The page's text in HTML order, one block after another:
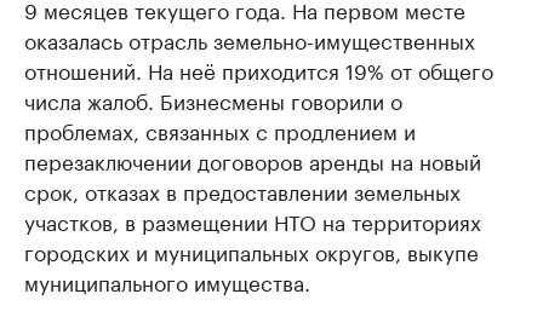
9 месяцев текущего года. На первом месте
оказалась отрасль земельно-имущественных
отношений. На неё приходится 19% от общего
числа жалоб. Бизнесмены говорили о
проблемах, связанных с продлением и
перезаключении договоров аренды на новый
срок, отказах в предоставлении земельных
участков, в размещении НТО на территориях
городских и муниципальных округов, выкупе
муниципального имущества.